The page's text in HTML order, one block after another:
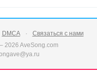
DMCA
Связаться с нами
2026 AveSong.com